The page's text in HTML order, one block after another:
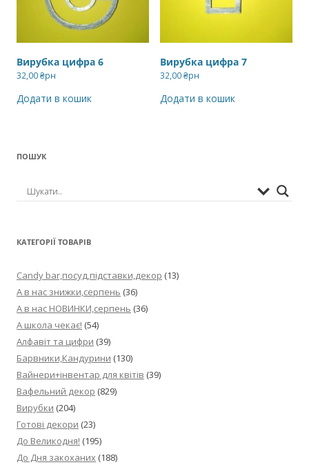
Вирубка цифра 6
32,00₴рн
Додати в кошик
Вирубка цифра 7
32,00₴рн
Додати в кошик
ПОШУК
КАТЕГОРІЇ ТОВАРІВ
Candy bar,посуд,підставки,декор (13)
А в нас знижки,серпень (36)
А в нас НОВИНКИ,серпень (36)
А школа чекає! (54)
Алфавіт та цифри (39)
Барвники,Кандурини (130)
Вайнери+інвентар для квітів (39)
Вафельний декор (829)
Вирубки (204)
Готові декори (23)
До Великодня! (195)
До Дня закоханих (188)